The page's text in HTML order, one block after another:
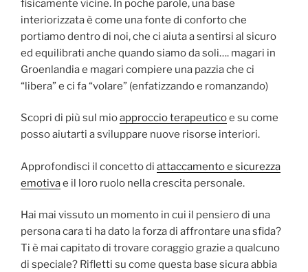
fisicamente vicine. In poche parole, una base
interiorizzata è come una fonte di conforto che
portiamo dentro di noi, che ci aiuta a sentirsi al sicuro
ed equilibrati anche quando siamo da soli…. magari in
Groenlandia e magari compiere una pazzia che ci
“libera” e ci fa “volare” (enfatizzando e romanzando)
Scopri di più sul mioapproccio terapeuticoe su come
posso aiutarti a sviluppare nuove risorse interiori.
Approfondisci il concetto di attaccamento e sicurezza
emotivae il loro ruolo nella crescita personale.
Hai mai vissuto un momento in cui il pensiero di una
persona cara ti ha dato la forza di affrontare una sfida?
Ti è mai capitato di trovare coraggio grazie a qualcuno
di speciale? Rifletti su come questa base sicura abbia